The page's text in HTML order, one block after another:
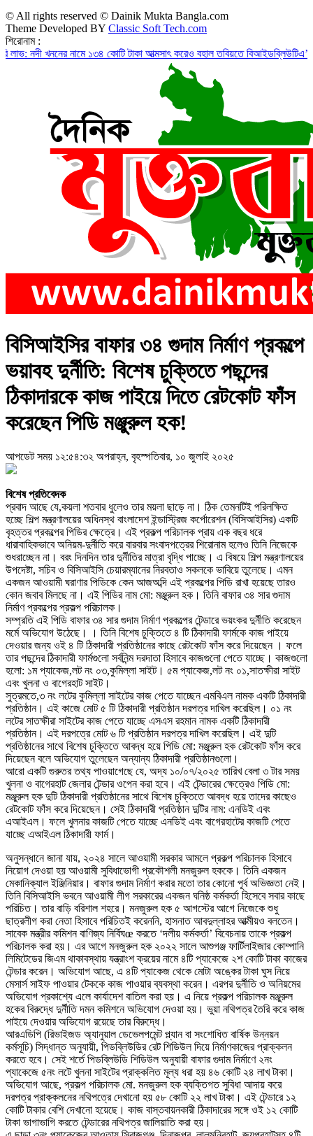
© All rights reserved © Dainik Mukta Bangla.com
Theme Developed BY Classic Soft Tech.com
শিরোনাম :
নামে ১৩৪ কোটি টাকা আত্মসাৎ করেও বহাল তবিয়তে বিআইডব্লিউটিএ’র
বিসিআইসির বাফার ৩৪ গুদাম নির্মাণ প্রকল্পে
ভয়াবহ দুর্নীতি: বিশেষ চুক্তিতে পছন্দের
ঠিকাদারকে কাজ পাইয়ে দিতে রেটকোট ফাঁস
করেছেন পিডি মঞ্জুরুল হক!
আপডেট সময় ১২:৫৪:৩২ অপরাহ্ন, বৃহস্পতিবার, ১০ জুলাই ২০২৫
বিশেষ প্রতিবেদক
প্রবাদ আছে যে,কয়লা শতবার ধুলেও তার ময়লা ছাড়ে না। ঠিক তেমনটিই পরিলক্ষিত
হচ্ছে শিল্প মন্ত্রণালয়ের অধিনস্থ বাংলাদেশ ইন্ডাস্ট্রিজ কর্পোরেশন (বিসিআইসির) একটি
বৃহত্তর প্রকল্পের পিডির ক্ষেত্রে। এই প্রকল্প পরিচালক প্রায় এক বছর ধরে
ধারাবাহিকভাবে অনিয়ম-দুর্নীতি করে বারবার সংবাদপত্রের শিরোনাম হলেও তিনি নিজেকে
শুধরাচ্ছেন না। বরং দিনদিন তার দুর্নীতির মাত্রা বৃদ্ধি পাচ্ছে। এ বিষয়ে শিল্প মন্ত্রণালয়ের
উপদেষ্টা, সচিব ও বিসিআইসি চেয়ারম্যানের নিরবতাও সকলকে ভাবিয়ে তুলেছে। এমন
একজন আওয়ামী ঘরাণার পিডিকে কেন আজঅব্দি এই প্রকল্পের পিডি রাখা হয়েছে তারও
কোন জবাব মিলছে না। এই পিডির নাম মো: মঞ্জুরুল হক। তিনি বাফার ৩৪ সার গুদাম
নির্মাণ প্রকল্পের প্রকল্প পরিচালক।
সম্প্রতি এই পিডি বাফার ৩৪ সার গুদাম নির্মাণ প্রকল্পের টেন্ডারে ভয়ংকর দুর্নীতি করেছেন
মর্মে অভিযোগ উঠেছে। । তিনি বিশেষ চুক্তিতে ৪ টি ঠিকাদারী ফার্মকে কাজ পাইয়ে
দেওয়ার জন্য ওই ৪ টি ঠিকাদারী প্রতিষ্ঠানের কাছে রেটকোট ফাঁস করে দিয়েছেন । ফলে
তার পছন্দের ঠিকাদারী ফার্মগুলো সর্বনিন্ম দরদাতা হিসাবে কাজগুলো পেতে যাচ্ছে। কাজগুলো
হলো: ১ম প্যাকেজ,লট নং ০৩,কুমিল্লা সাইট। ৫ম প্যাকেজ,লট নং ০১,সাতক্ষীরা সাইট
এবং খুলনা ও বাগেরহাট সাইট।
সুত্রমতে,৩ নং লটের কুমিল্লা সাইটের কাজ পেতে যাচ্ছেন এমবিএল নামক একটি ঠিকাদারী
প্রতিষ্ঠান। এই কাজে মোট ৫ টি ঠিকাদারী প্রতিষ্ঠান দরপত্র দাখিল করেছিল। ০১ নং
লটের সাতক্ষীরা সাইটের কাজ পেতে যাচ্ছে এসএস রহমান নামক একটি ঠিকাদারী
প্রতিষ্ঠান। এই দরপত্রে মোট ৬ টি প্রতিষ্ঠান দরপত্র দাখিল করেছিল। এই দুটি
প্রতিষ্ঠানের সাথে বিশেষ চুক্তিতে আবদ্ধ হয়ে পিডি মো: মঞ্জুরুল হক রেটকোট ফাঁস করে
দিয়েছেন বলে অভিযোগ তুলেছেন অন্যান্য ঠিকাদারী প্রতিষ্ঠানগুলো।
আরো একটি গুরুতর তথ্য পাওয়াগেছে যে, অদ্য ১০/০৭/২০২৫ তারিখ বেলা ৩ টার সময়
খুলনা ও বাগেরহাট জেলার টেন্ডার ওপেন করা হবে। এই টেন্ডারের ক্ষেত্রেও পিডি মো:
মঞ্জুরুল হক দুটি ঠিকাদারী প্রতিষ্ঠানের সাথে বিশেষ চুক্তিতে আবদ্ধ হয়ে তাদের কাছেও
রেটকোট ফাঁস করে দিয়েছেন। সেই ঠিকাদারী প্রতিষ্ঠান দুটির নাম: এনডিই এবং
এআইএল। ফলে খুলনার কাজটি পেতে যাচ্ছে এনডিই এবং বাগেরহাটের কাজটি পেতে
যাচ্ছে এআইএল ঠিকাদারী ফার্ম।
অনুসন্ধানে জানা যায়, ২০২৪ সালে আওয়ামী সরকার আমলে প্রকল্প পরিচালক হিসাবে
নিয়োগ দেওয়া হয় আওয়ামী সুবিধাভোগী প্রকৌশলী মনজুরুল হককে। তিনি একজন
মেকানিক্যাল ইঞ্জিনিয়ার। বাফার গুদাম নির্মাণ করার মতো তার কোনো পূর্ব অভিজ্ঞতা নেই।
তিনি বিসিআইসি ভবনে আওয়ামী লীগ সরকারের একজন ঘনিষ্ঠ কর্মকর্তা হিসেবে সবার কাছে
পরিচিত। তার বাড়ি বরিশাল শহরে। মনজুরুল হক ৫ আগস্টের আগে নিজেকে শুধু
ছাত্রলীগ করা নেতা হিসাবে পরিচিতই করেননি, হাসনাত আবদুল্লাহর আত্মীয়ও বলতেন।
সাবেক মন্ত্রীর কমিশন বাণিজ্য নির্বিঘœ করতে ‘দলীয় কর্মকর্তা’ বিবেচনায় তাকে প্রকল্প
পরিচালক করা হয়। এর আগে মনজুরুল হক ২০২২ সালে আশুগঞ্জ ফার্টিলাইজার কোম্পানি
লিমিটেডের জিএম থাকাবস্থায় যন্ত্রাংশ ক্রয়ের নামে ৪টি প্যাকেজে ২শ কোটি টাকা কাজের
টেন্ডার করেন। অভিযোগ আছে, এ ৪টি প্যাকেজ থেকে মোটা অঙ্কের টাকা ঘুস নিয়ে
মেসার্স সাইফ পাওয়ার টেককে কাজ পাওয়ার ব্যবস্থা করেন। এরপর দুর্নীতি ও অনিয়মের
অভিযোগ প্রকাশ্যে এলে কার্যাদেশ বাতিল করা হয়। এ নিয়ে প্রকল্প পরিচালক মঞ্জুরুল
হকের বিরুদ্ধে দুর্নীতি দমন কমিশনে অভিযোগ দেওয়া হয়। ভুয়া নথিপত্র তৈরি করে কাজ
পাইয়ে দেওয়ার অভিযোগ রয়েছে তার বিরুদ্ধে।
আরএডিপি (রিভাইজড অ্যানুয়াল ডেভেলপমেন্ট প্ল্যান বা সংশোধিত বার্ষিক উন্নয়ন
কর্মসূচি) সিদ্ধান্ত অনুযায়ী, পিডব্লিউডির রেট শিডিউল দিয়ে নির্মাণকাজের প্রাক্কলন
করতে হবে। সেই শর্তে পিডব্লিউডি শিডিউল অনুযায়ী বাফার গুদাম নির্মাণে ২নং
প্যাকেজে ৫নং লটে খুলনা সাইটের প্রাক্কলিত মূল্য ধরা হয় ৪৬ কোটি ২৪ লাখ টাকা।
অভিযোগ আছে, প্রকল্প পরিচালক মো. মনজুরুল হক ব্যক্তিগত সুবিধা আদায় করে
দরপত্র প্রাক্কলনের নথিপত্রে দেখানো হয় ৫৮ কোটি ২২ লাখ টাকা। এই টেন্ডারে ১২
কোটি টাকার বেশি দেখানো হয়েছে। কাজ বাস্তবায়নকারী ঠিকাদারের সঙ্গে ওই ১২ কোটি
টাকা ভাগাভাগি করতে টেন্ডারের নথিপত্র জালিয়াতি করা হয়।